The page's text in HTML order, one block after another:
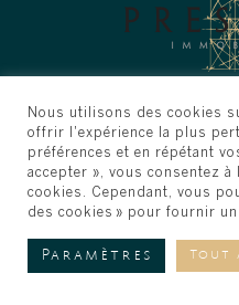
© Prestige Immobilier -
réalisé par
Nous utilisons des cookies
offrir l'expérience la plus
préférences et en répétant
accepter », vous consentez
cookies. Cependant, vous
des cookies » pour fournir
Paramètres Tout